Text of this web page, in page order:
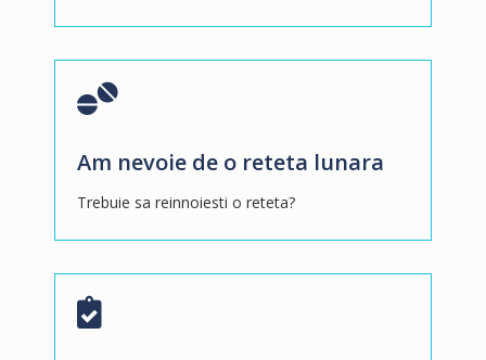
Am nevoie de o reteta lunara
Trebuie sa reinnoiesti o reteta?